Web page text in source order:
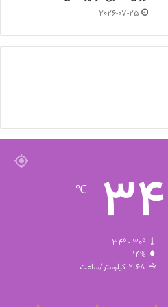
شرقی
بازیکنان دعوت شده باید عصر روز شنبه 5 فروردین ماه خود را در هتل
نظر کادر فنی پیگیری می کنند و سپس
2026-07-25
34
℃
34º - 30º
14%
2.68 کیلومتر/ساعت